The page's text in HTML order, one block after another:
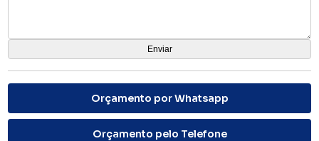
Orçamento por Whatsapp
Orçamento pelo Telefone